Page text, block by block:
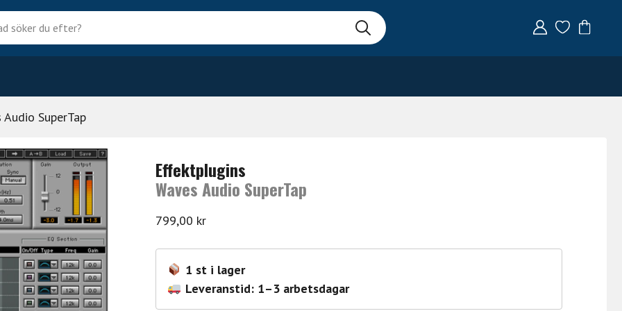
Audio SuperTap
Effektplugins
Waves Audio SuperTap
799,00 kr
1 st i lager
Leveranstid: 1–3 arbetsdagar